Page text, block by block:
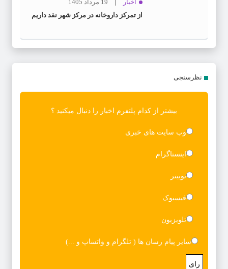
اخبار
19 مرداد 1405
از تمرکز داروخانه در مرکز شهر نقد داریم
نظرسنجی
بیشتر از کدام پلتفرم اخبار را دنبال میکنید ؟
وب سایت های خبری
اینستاگرام
توییتر
فیسبوک
تلویزیون
سایر پیام رسان ها ( تلگرام و واتساپ و ...)
رای